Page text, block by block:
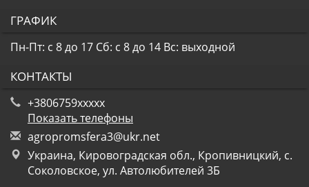
ГРАФИК
Пн-Пт: с 8 до 17 Сб: с 8 до 14 Вс: выходной
КОНТАКТЫ
+3806759xxxxx
Показать телефоны
agropromsfera3@ukr.net
Украина, Кировоградская обл., Кропивницкий, с.
Соколовское, ул. Автолюбителей 3Б